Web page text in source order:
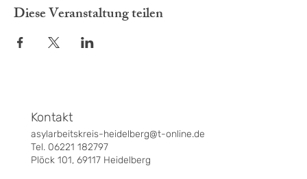
Diese Veranstaltung teilen
asylarbeitskreis-heidelberg@t-online.de
Tel. 06221 182797
Plöck 101, 69117 Heidelberg
Kontakt